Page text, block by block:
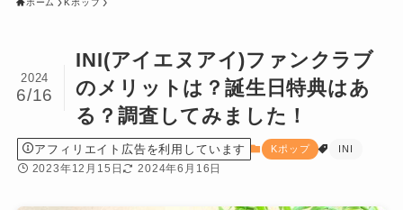
ホーム Kポップ
INI(アイエヌアイ)ファンクラブ
のメリットは？誕生日特典はあ
る？調査してみました！
2024
6/16
アフィリエイト広告を利用しています Kポップ INI
2023年12月15日 2024年6月16日